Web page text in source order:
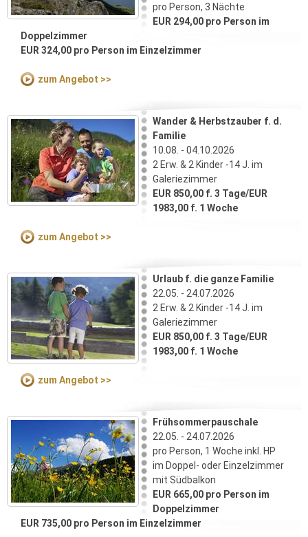
pro Person, 3 Nächte
EUR 294,00 pro Person im
Doppelzimmer
EUR 324,00 pro Person im Einzelzimmer
zum Angebot >>
Wander & Herbstzauber f. d.
Familie
10.08. - 04.10.2026
2 Erw. & 2 Kinder -14 J. im
Galeriezimmer
EUR 850,00 f. 3 Tage/EUR
1983,00 f. 1 Woche
zum Angebot >>
Urlaub f. die ganze Familie
22.05. - 24.07.2026
2 Erw. & 2 Kinder -14 J. im
Galeriezimmer
EUR 850,00 f. 3 Tage/EUR
1983,00 f. 1 Woche
zum Angebot >>
Frühsommerpauschale
22.05. - 24.07.2026
pro Person, 1 Woche inkl. HP
im Doppel- oder Einzelzimmer
mit Südbalkon
EUR 665,00 pro Person im
Doppelzimmer
EUR 735,00 pro Person im Einzelzimmer